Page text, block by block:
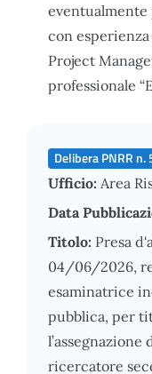
eventualmente
con
Project
professionale
Delibera PNRR
Ufficio: Area
Data
Titolo: Presa
04/06/2026,
esaminatrice
pubblica, per
ricercatore